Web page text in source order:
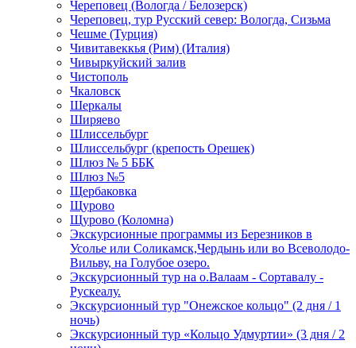
Череповец (Вологда / Белозерск)
Череповец, тур Русский север: Вологда, Сизьма
Чешме (Турция)
Чивитавеккья (Рим) (Италия)
Чивыркуйский залив
Чистополь
Чкаловск
Шеркалы
Ширяево
Шлиссельбург
Шлиссельбург (крепость Орешек)
Шлюз № 5 ББК
Шлюз №5
Щербаковка
Щурово
Щурово (Коломна)
Экскурсионные программы из Березников в
Усолье или Соликамск,Чердынь или во Всеволодо-
Вильву, на Голубое озеро.
Экскурсионный тур на о.Валаам - Сортавалу -
Рускеалу.
Экскурсионный тур "Онежское кольцо" (2 дня / 1
ночь)
Экскурсионный тур «Кольцо Удмуртии» (3 дня / 2